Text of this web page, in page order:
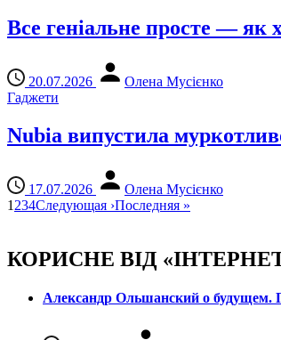
Все геніальне просте — як
20.07.2026
Олена Мусієнко
Гаджети
Nubia випустила
17.07.2026
Олена Мусієнко
1 234Следующая ›Последняя »
КОРИСНЕ ВІД
Александр Ольшанский о будущем.